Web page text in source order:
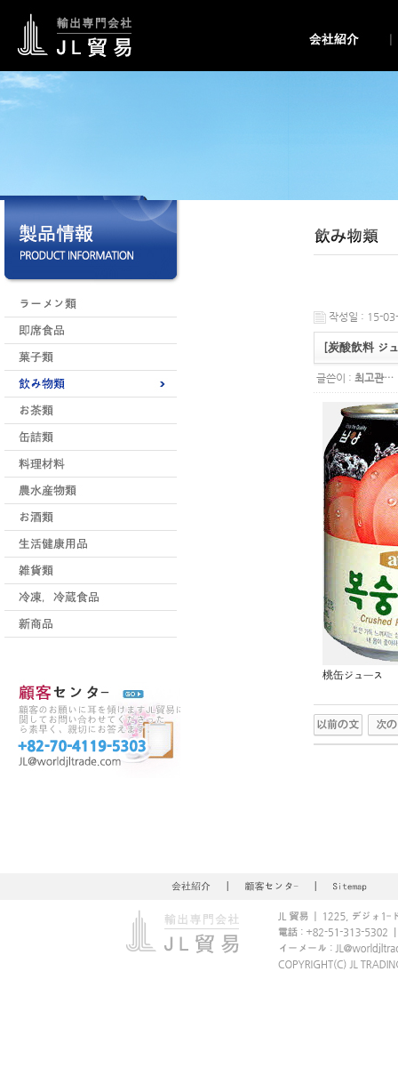
작성일 : 15-
[炭酸飲料 ジ
글쓴이 : 최고관…
桃缶ジュース